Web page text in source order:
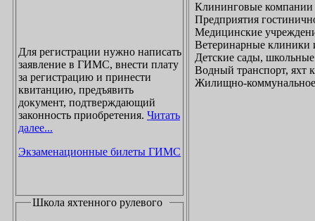
Для регистрации нужно написать
заявление в ГИМС, внести плату
за регистрацию и принести
квитанцию, предъявить
документ, подтверждающий
законность приобретения. Читать
далее...
Экзаменационные билеты ГИМС
Школа яхтенного рулевого
Клининговые компании
Предприятия
Медицинские
Ветеринарные клиники
Детские сады,
Водный транспорт,
Жилищно-коммунальное